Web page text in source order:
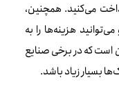
می‌کنید. همچنین،
هزینه‌ها را به
است که در برخی صنایع
بسیار زیاد باشد.